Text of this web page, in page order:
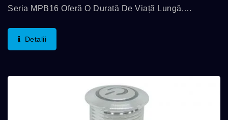
Seria MPB16 Oferă O Durată De Viață Lungă,
Iluminare Cu Inel Sau Simbol De Alimentare.
Comutatoarele...
Detalii